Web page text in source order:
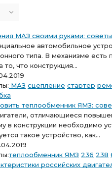
МАЗ своими руками:
автомобильное
типа. В механизме есть
что конструкция...
МАЗ сцепление стартер
теплообменник ЯМЗ:
отличающиеся
в конструкции необходимо
такое устройство, как...
теплообменник ЯМЗ 236 238
российских